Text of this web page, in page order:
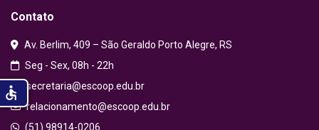
Contato
Av. Berlim, 409 – São Geraldo Porto Alegre, RS
Seg - Sex, 08h - 22h
secretaria@escoop.edu.br
relacionamento@escoop.edu.br
(51) 98914-0206
accessible